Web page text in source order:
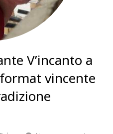
V’incanto a
vincente